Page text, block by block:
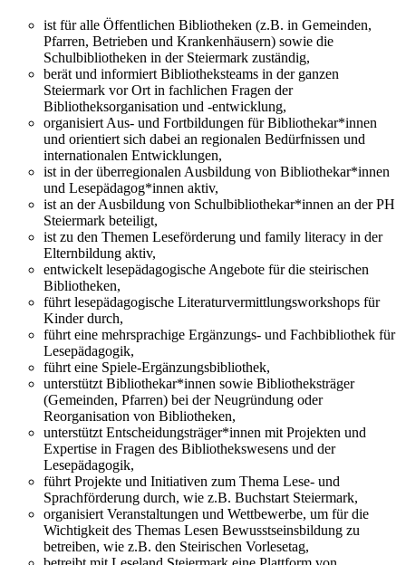
ist für alle Öffentlichen Bibliotheken (z.B. in Gemeinden,
Pfarren, Betrieben und Krankenhäusern) sowie die
Schulbibliotheken in der Steiermark zuständig,
berät und informiert Bibliotheksteams in der ganzen
Steiermark vor Ort in fachlichen Fragen der
Bibliotheksorganisation und -entwicklung,
organisiert Aus- und Fortbildungen für Bibliothekar*innen
und orientiert sich dabei an regionalen Bedürfnissen und
internationalen Entwicklungen,
ist in der überregionalen Ausbildung von Bibliothekar*innen
und Lesepädagog*innen aktiv,
ist an der Ausbildung von Schulbibliothekar*innen an der PH
Steiermark beteiligt,
ist zu den Themen Leseförderung und family literacy in der
Elternbildung aktiv,
entwickelt lesepädagogische Angebote für die steirischen
Bibliotheken,
führt lesepädagogische Literaturvermittlungsworkshops für
Kinder durch,
führt eine mehrsprachige Ergänzungs- und Fachbibliothek für
Lesepädagogik,
führt eine Spiele-Ergänzungsbibliothek,
unterstützt Bibliothekar*innen sowie Bibliotheksträger
(Gemeinden, Pfarren) bei der Neugründung oder
Reorganisation von Bibliotheken,
unterstützt Entscheidungsträger*innen mit Projekten und
Expertise in Fragen des Bibliothekswesens und der
Lesepädagogik,
führt Projekte und Initiativen zum Thema Lese- und
Sprachförderung durch, wie z.B. Buchstart Steiermark,
organisiert Veranstaltungen und Wettbewerbe, um für die
Wichtigkeit des Themas Lesen Bewusstseinsbildung zu
betreiben, wie z.B. den Steirischen Vorlesetag,